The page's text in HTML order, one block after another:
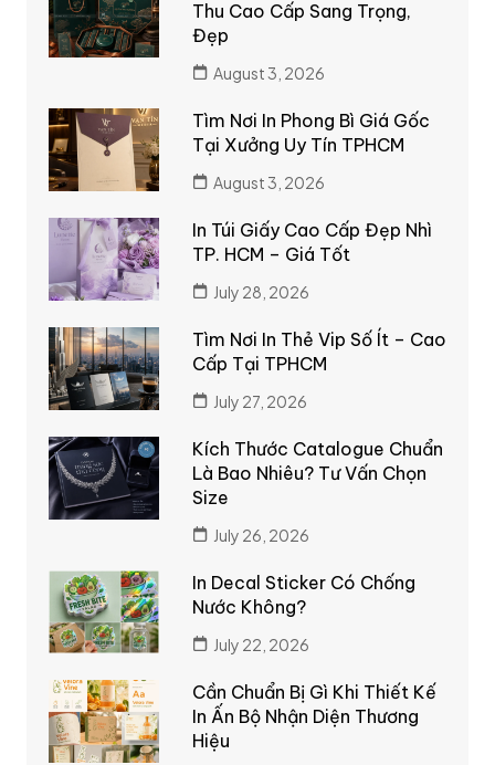
Thu Cao Cấp Sang Trọng,
Đẹp
August 3, 2026
Tìm Nơi In Phong Bì Giá Gốc
Tại Xưởng Uy Tín TPHCM
August 3, 2026
In Túi Giấy Cao Cấp Đẹp Nhì
TP. HCM – Giá Tốt
July 28, 2026
Tìm Nơi In Thẻ Vip Số Ít – Cao
Cấp Tại TPHCM
July 27, 2026
Kích Thước Catalogue Chuẩn
Là Bao Nhiêu? Tư Vấn Chọn
Size
July 26, 2026
In Decal Sticker Có Chống
Nước Không?
July 22, 2026
Cần Chuẩn Bị Gì Khi Thiết Kế
In Ấn Bộ Nhận Diện Thương
Hiệu